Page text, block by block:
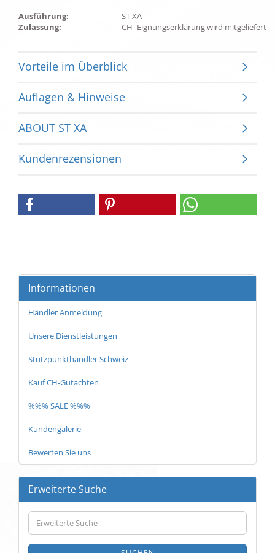
Ausführung:
ST XA
Zulassung:
CH- Eignungserklärung wird mitgeliefert
Vorteile im Überblick
Auflagen & Hinweise
ABOUT ST XA
Kundenrezensionen
Informationen
Händler Anmeldung
Unsere Dienstleistungen
Stützpunkthändler Schweiz
Kauf CH-Gutachten
%%% SALE %%%
Kundengalerie
Bewerten Sie uns
Erweiterte Suche
Erweiterte
Suche